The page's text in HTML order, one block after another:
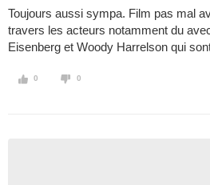
Toujours aussi sympa. Film pas mal
travers les acteurs notamment du
Eisenberg et Woody Harrelson qui
0 0